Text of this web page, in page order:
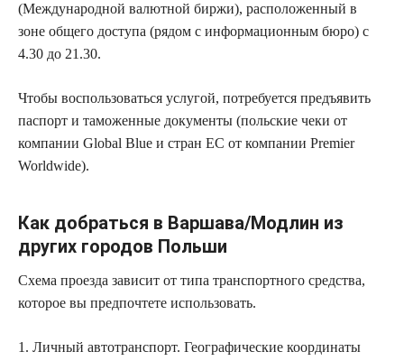
(Международной валютной биржи), расположенный в
зоне общего доступа (рядом с информационным бюро) с
4.30 до 21.30.
Чтобы воспользоваться услугой, потребуется предъявить
паспорт и таможенные документы (польские чеки от
компании Global Blue и стран ЕС от компании Premier
Worldwide).
Как добраться в Варшава/Модлин из
других городов Польши
Схема проезда зависит от типа транспортного средства,
которое вы предпочтете использовать.
1. Личный автотранспорт. Географические координаты